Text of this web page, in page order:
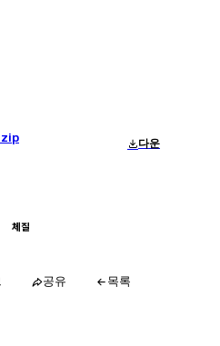
다운
체질
공유 목록